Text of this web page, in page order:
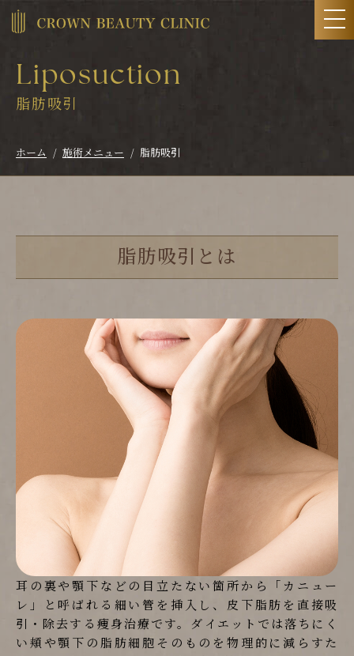
Liposuction
脂肪吸引
ホーム 施術メニュー 脂肪吸引
脂肪吸引とは
耳の裏や顎下などの目立たない箇所から「カニュー
レ」と呼ばれる細い管を挿入し、皮下脂肪を直接吸
引・除去する痩身治療です。ダイエットでは落ちにく
い頬や顎下の脂肪細胞そのものを物理的に減らすた